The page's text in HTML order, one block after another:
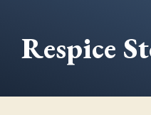
動
Respice